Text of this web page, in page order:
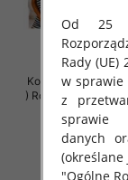
Komplet damskie
) Roz Standard ,
5 szt
57.00
Od 25
Rady
w sprawie
z
sprawie
danych
(określane
"Ogólne